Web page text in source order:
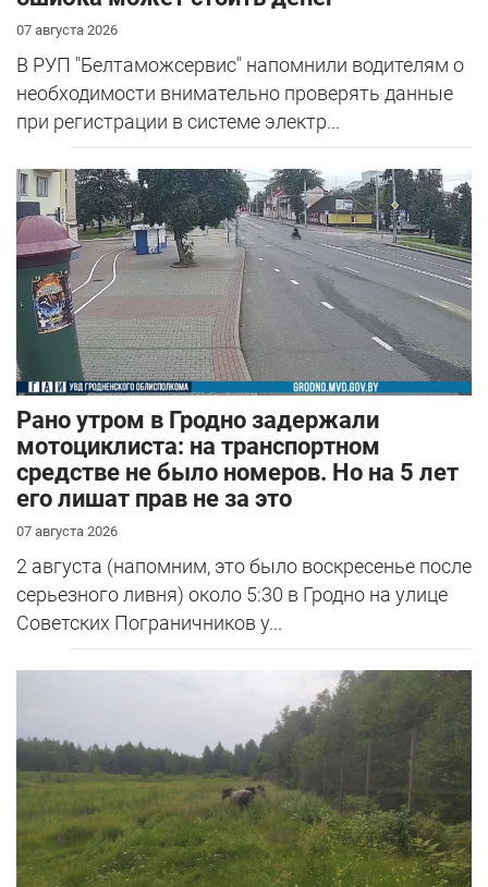
07 августа 2026
В РУП "Белтаможсервис" напомнили водителям о
необходимости внимательно проверять данные
при регистрации в системе электр...
Рано утром в Гродно задержали
мотоциклиста: на транспортном
средстве не было номеров. Но на 5 лет
его лишат прав не за это
07 августа 2026
2 августа (напомним, это было воскресенье после
серьезного ливня) около 5:30 в Гродно на улице
Советских Пограничников у...